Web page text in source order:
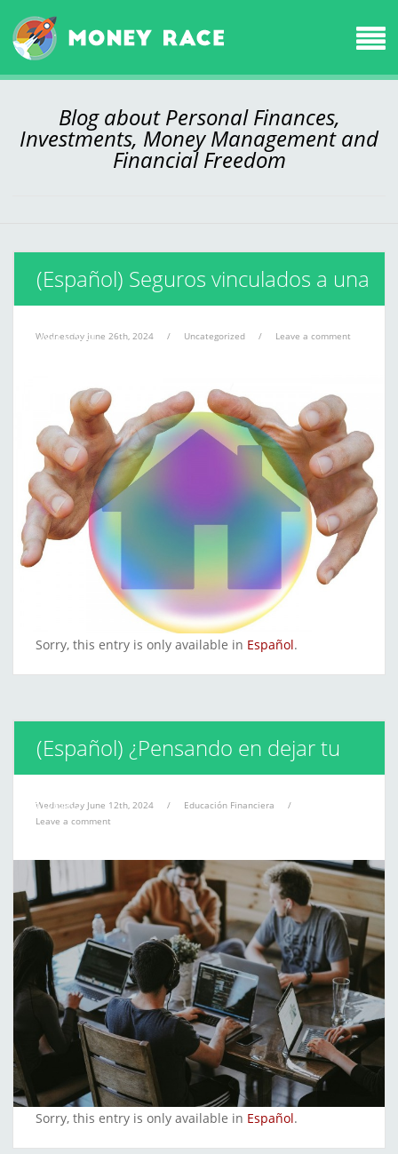
Blog about Personal Finances,
Investments, Money Management and
Financial Freedom
(Español) Seguros vinculados a una
hipoteca
Wednesday June 26th, 2024 / Uncategorized / Leave a comment
Sorry, this entry is only available in Español.
(Español) ¿Pensando en dejar tu
trabajo?
Wednesday June 12th, 2024 / Educación Financiera
/
Leave a comment
Sorry, this entry is only available in Español.